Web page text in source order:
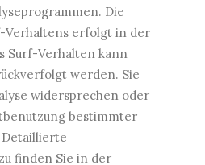
Die
Verhaltens erfolgt in der
Surf-Verhalten kann
werden. Sie
widersprechen oder
bestimmter
finden Sie in der